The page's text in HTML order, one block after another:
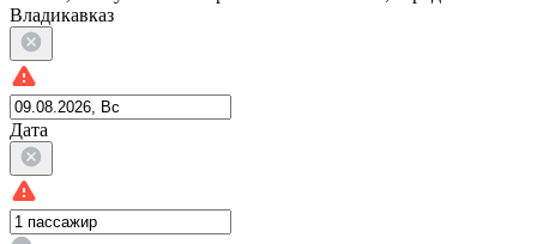
Владикавказ
Дата